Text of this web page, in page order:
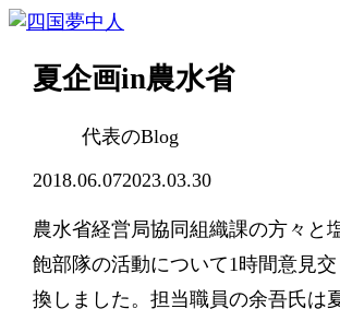
夏企画in農水省
代表のBlog
2018.06.072023.03.30
農水省経営局協同組織課の方々と
飽部隊の活動について1時間意見交
換しました。担当職員の余吾氏は